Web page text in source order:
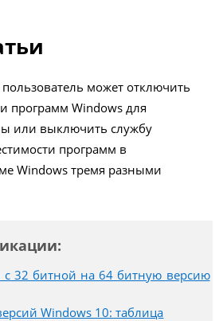
может отключить
программ Windows для
или выключить службу
программ в
Windows тремя разными
с 32 битной на 64 битную версию
Windows 10: таблица